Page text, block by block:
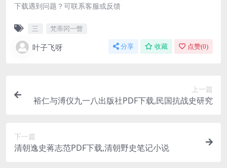
下载遇到问题？可联系客服或反馈
三 梵蒂冈一瞥
叶子飞呀 分享 收藏 点赞(0)
上一篇
裕仁与溥仪九一八出版社PDF下载,民国抗战史研究
下一篇
清朝逸史蒋志范PDF下载,清朝野史笔记小说